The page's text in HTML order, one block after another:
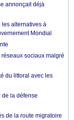
annonçait déjà
les alternatives à
Mondial
sociaux malgré
du littoral avec les
de la défense
de la route migratoire